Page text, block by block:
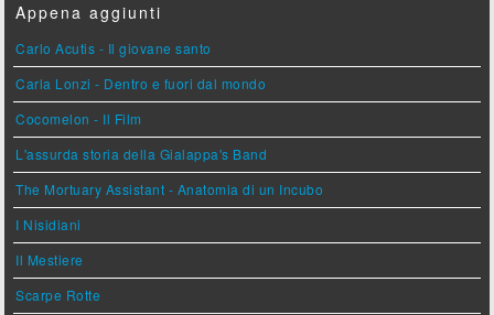
Appena aggiunti
Carlo Acutis - Il giovane santo
Carla Lonzi - Dentro e fuori dal mondo
Cocomelon - Il Film
L'assurda storia della Gialappa's Band
The Mortuary Assistant - Anatomia di un Incubo
I Nisidiani
Il Mestiere
Scarpe Rotte